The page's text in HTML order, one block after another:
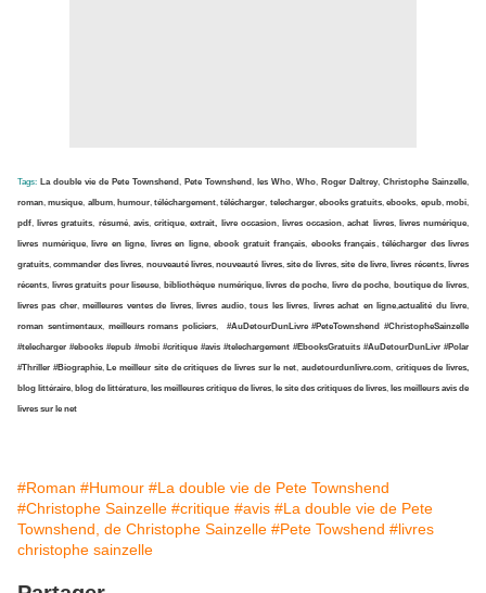
Tags: La double vie de Pete Townshend , Pete Townshend , les Who, Who, Roger Daltrey, Christophe Sainzelle,
roman,musique, album, humour, téléchargement,télécharger, telecharger, ebooks gratuits,ebooks, epub, mobi,
pdf, livres gratuits, résumé, avis,critique,extrait, livre occasion, livres occasion,achat livres, livres numérique,
livres numérique,livre en ligne, livres en ligne,ebook gratuit français, ebooks français,télécharger des livres
gratuits, commander des livres, nouveauté livres,nouveauté livres, site de livres,site de livre, livres récents,livres
récents, livres gratuits pour liseuse, bibliothèque numérique, livres de poche, livre de poche, boutique de livres,
livres pas cher,meilleures ventes de livres, livres audio,tous les livres, livres achat en ligne,actualité du livre,
roman sentimentaux, meilleurs romans policiers, #AuDetourDunLivre #PeteTownshend #ChristopheSainzelle
#telecharger #ebooks #epub #mobi #critique #avis #telechargement #EbooksGratuits #AuDetourDunLivr #Polar
#Thriller #Biographie, Le meilleur site de critiques de livres sur le net, audetourdunlivre.com,critiques de livres,
blog littéraire, blog de littérature, les meilleures critique de livres, le site des critiques de livres, les meilleurs avis de
livres sur le net
#Roman #Humour #La double vie de Pete Townshend
#Christophe Sainzelle #critique #avis #La double vie de Pete
Townshend, de Christophe Sainzelle #Pete Towshend #livres
christophe sainzelle